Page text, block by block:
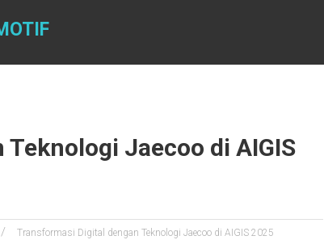
Jaecoo di AIGIS
Transformasi Digital dengan Teknologi Jaecoo di AIGIS 2025